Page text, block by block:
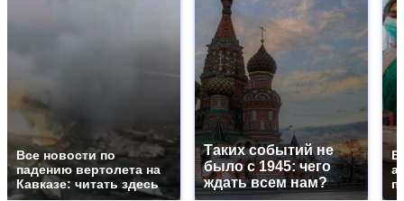
Все новости по
падению вертолета на
Кавказе: читать здесь
Таких событий не
было с 1945: чего
ждать всем нам?
В